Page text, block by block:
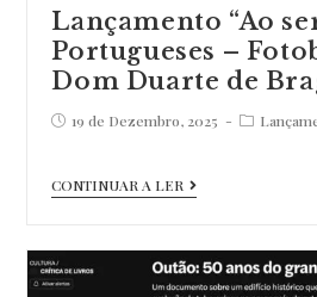
Lançamento “Ao
Portugueses –
Dom Duarte de
Post19 de Dezembro, 2025
Post
CONTINUAR A LER
Lançamento
serviço
dos